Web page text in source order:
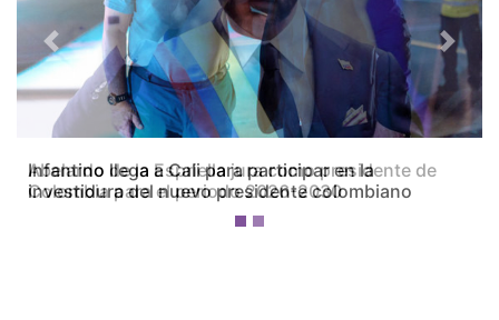
Abelardo de la Espriella jura como presidente de
Colombia para el periodo 2026-2030
Previous Next